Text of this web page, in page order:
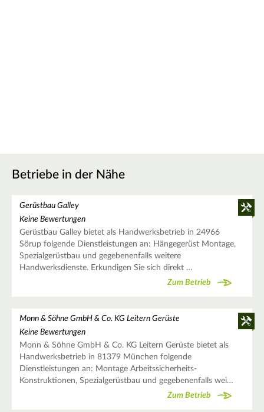
Betriebe in der Nähe
Gerüstbau Galley
Keine Bewertungen
Gerüstbau Galley bietet als Handwerksbetrieb in 24966
Sörup folgende Dienstleistungen an: Hängegerüst Montage,
Spezialgerüstbau und gegebenenfalls weitere
Handwerksdienste. Erkundigen Sie sich direkt …
Zum Betrieb
Monn & Söhne GmbH & Co. KG Leitern Gerüste
Keine Bewertungen
Monn & Söhne GmbH & Co. KG Leitern Gerüste bietet als
Handwerksbetrieb in 81379 München folgende
Dienstleistungen an: Montage Arbeitssicherheits-
Konstruktionen, Spezialgerüstbau und gegebenenfalls wei…
Zum Betrieb